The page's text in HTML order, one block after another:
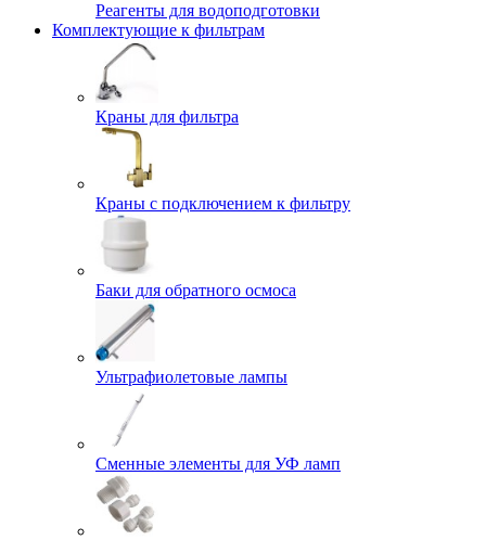
Реагенты для водоподготовки
Комплектующие к фильтрам
Краны для фильтра
Краны с подключением к фильтру
Баки для обратного осмоса
Ультрафиолетовые лампы
Сменные элементы для УФ ламп